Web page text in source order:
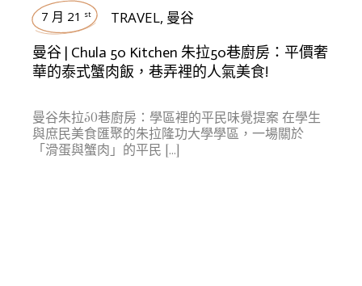
7 月 21 st TRAVEL, 曼谷
曼谷 | Chula 50 Kitchen 朱拉50巷廚房：平價奢
華的泰式蟹肉飯，巷弄裡的人氣美食!
曼谷朱拉50巷廚房：學區裡的平民味覺提案 在學生
與庶民美食匯聚的朱拉隆功大學學區，一場關於
「滑蛋與蟹肉」的平民 […]